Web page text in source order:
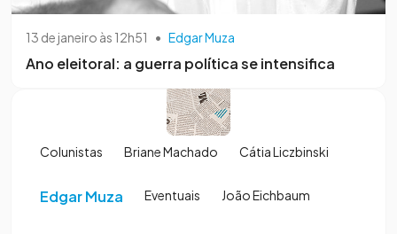
13 de janeiro às 12h51 • Edgar Muza
Ano eleitoral: a guerra política se intensifica
Colunistas Briane Machado Cátia Liczbinski
Edgar Muza Eventuais João Eichbaum